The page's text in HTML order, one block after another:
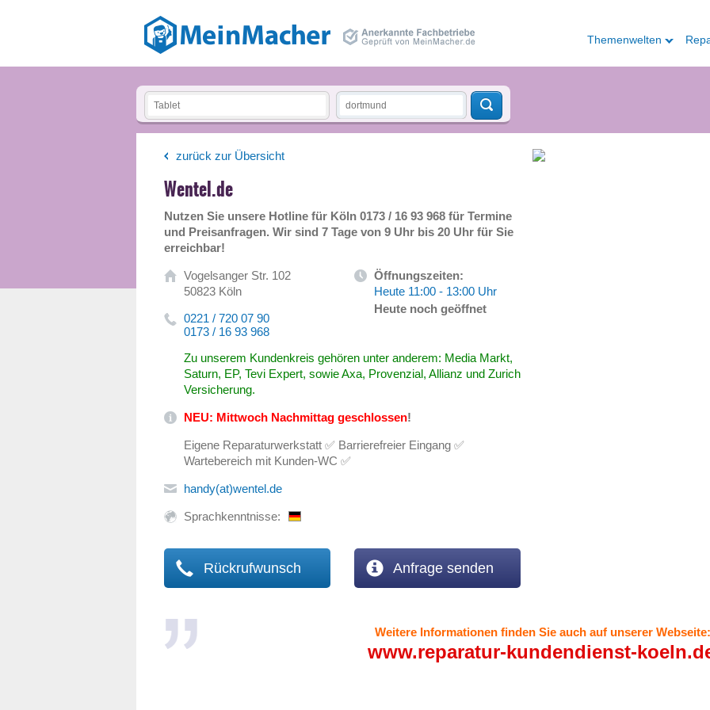
Themenwelten
zurück zur Übersicht
Wentel.de
Nutzen Sie unsere Hotline für Köln 0173 / 16 93 968 für Termine
und Preisanfragen. Wir sind 7 Tage von 9 Uhr bis 20 Uhr für Sie
erreichbar!
Vogelsanger Str. 102
50823 Köln
0221 / 720 07 90
0173 / 16 93 968
Öffnungszeiten:
Heute 11:00 - 13:00 Uhr
Heute noch geöffnet
Zu unserem Kundenkreis gehören unter anderem: Media Markt,
Saturn, EP, Tevi Expert, sowie Axa, Provenzial, Allianz und Zurich
Versicherung.
NEU: Mittwoch Nachmittag geschlossen!
Eigene Reparaturwerkstatt ✅ Barrierefreier Eingang ✅
Wartebereich mit Kunden-WC ✅
handy(at)wentel.de
Sprachkenntnisse:
Rückrufwunsch Anfrage senden
Weitere Informationen finden Sie auch auf unserer
www.reparatur-kundendienst-